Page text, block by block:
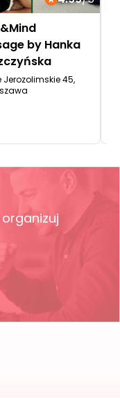
by Hanka
Jerozolimskie 45,